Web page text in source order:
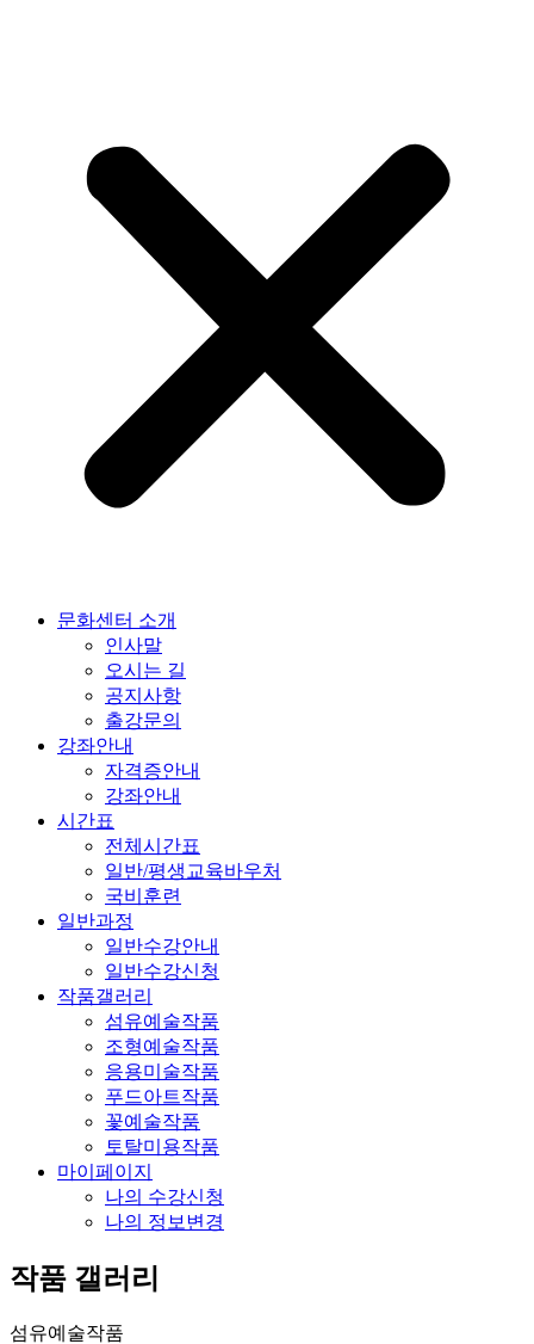
문화센터 소개
인사말
오시는 길
공지사항
출강문의
강좌안내
자격증안내
강좌안내
시간표
전체시간표
일반/평생교육바우처
국비훈련
일반과정
일반수강안내
일반수강신청
작품갤러리
섬유예술작품
조형예술작품
응용미술작품
푸드아트작품
꽃예술작품
토탈미용작품
마이페이지
나의 수강신청
나의 정보변경
작품 갤러리
섬유예술작품